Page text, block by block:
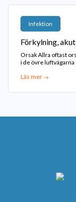
Infektion
Förkylning,
Orsak Allra oftast
i de övre luftvägarna
Läs mer →